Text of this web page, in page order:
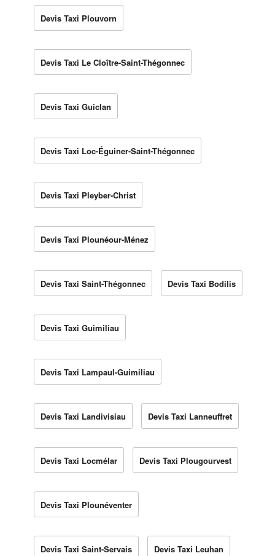
Devis Taxi Plouvorn
Devis Taxi Le Cloître-Saint-Thégonnec
Devis Taxi Guiclan
Devis Taxi Loc-Éguiner-Saint-Thégonnec
Devis Taxi Pleyber-Christ
Devis Taxi Plounéour-Ménez
Devis Taxi Saint-Thégonnec Devis Taxi Bodilis
Devis Taxi Guimiliau
Devis Taxi Lampaul-Guimiliau
Devis Taxi Landivisiau Devis Taxi Lanneuffret
Devis Taxi Locmélar Devis Taxi Plougourvest
Devis Taxi Plounéventer
Devis Taxi Saint-Servais Devis Taxi Leuhan